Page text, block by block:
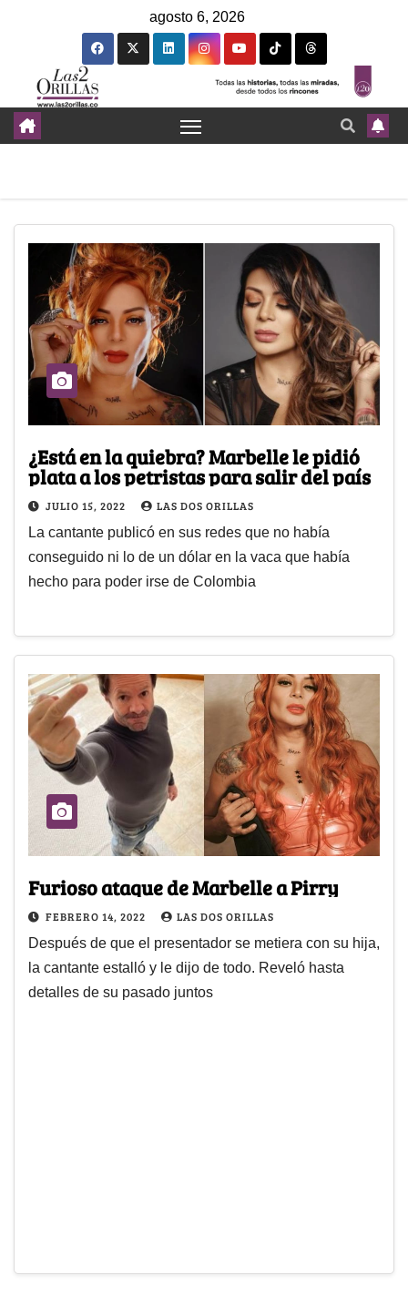
agosto 6, 2026
¿Está en la quiebra? Marbelle le pidió
plata a los petristas para salir del país
JULIO 15, 2022 LAS DOS ORILLAS
La cantante publicó en sus redes que no había
conseguido ni lo de un dólar en la vaca que había
hecho para poder irse de Colombia
Furioso ataque de Marbelle a Pirry
FEBRERO 14, 2022 LAS DOS ORILLAS
Después de que el presentador se metiera con su hija,
la cantante estalló y le dijo de todo. Reveló hasta
detalles de su pasado juntos